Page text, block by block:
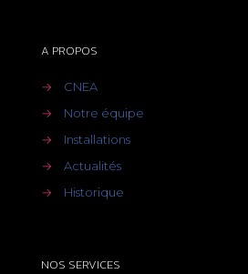
A PROPOS
→
CNEA
→
Notre équipe
→
Installations
→
Actualités
→
Historique
NOS SERVICES